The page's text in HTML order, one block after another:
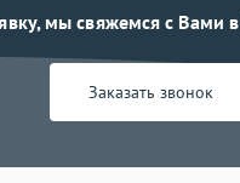
мы свяжемся с Вами
Заказать звонок